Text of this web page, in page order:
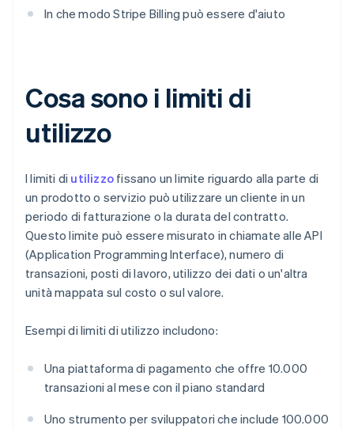
In che modo Stripe Billing può essere d'aiuto
Cosa sono i limiti di
utilizzo
I limiti di utilizzo fissano un limite riguardo alla parte di
un prodotto o servizio può utilizzare un cliente in un
periodo di fatturazione o la durata del contratto.
Questo limite può essere misurato in chiamate alle API
(Application Programming Interface), numero di
transazioni, posti di lavoro, utilizzo dei dati o un'altra
unità mappata sul costo o sul valore.
Esempi di limiti di utilizzo includono:
Una piattaforma di pagamento che offre 10.000
transazioni al mese con il piano standard
Uno strumento per sviluppatori che include 100.000